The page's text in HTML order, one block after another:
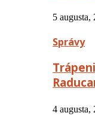
5 augusta,
Správy
4 augusta,